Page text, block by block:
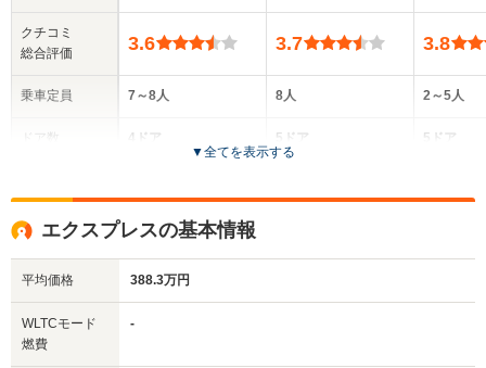
クチコミ
総合評価
乗車定員
ドア数
サイズ
(全長x全幅x全高)
3.6
7～8人
4ドア
全高
3.7
8人
5ドア
全高
3.8
2～5人
5ドア
全高
▼全てを表示する
エクスプレスの基本情報
平均価格 388.3万円
WLTCモード
燃費
-